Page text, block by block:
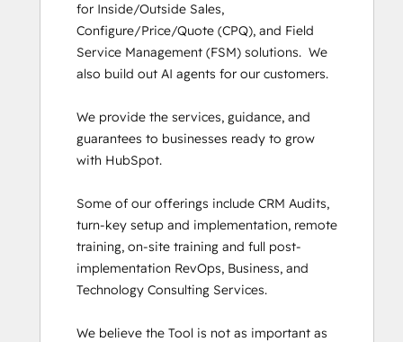
Inbound Marketing
Inbound Marketing
Inbound Sales
Objectives-Based Onboarding
RevOps Bootcamp
Sales Enablement
SEO
Service Hub Software
Social Media Marketing Certification
Course
Social Media Marketing Certification II
Super Admin Bootcamp
for Inside/Outside Sales,
Configure/Price/Quote (CPQ), and Field
Service Management (FSM) solutions.  We
also build out AI agents for our customers.
We provide the services, guidance, and
guarantees to businesses ready to grow
with HubSpot.
Some of our offerings include CRM Audits,
turn-key setup and implementation, remote
training, on-site training and full post-
implementation RevOps, Business, and
Technology Consulting Services.
We believe the Tool is not as important as